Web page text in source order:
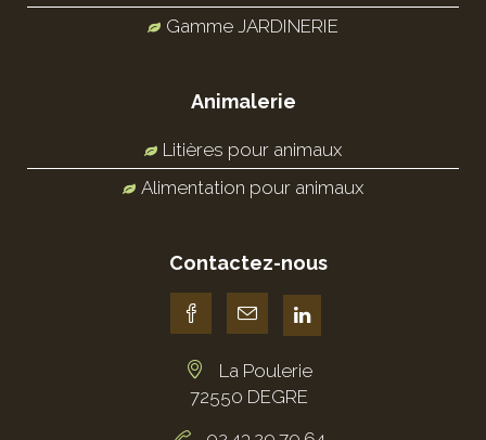
Gamme JARDINERIE
Animalerie
Litières pour animaux
Alimentation pour animaux
Contactez-nous
La Poulerie
72550 DEGRE